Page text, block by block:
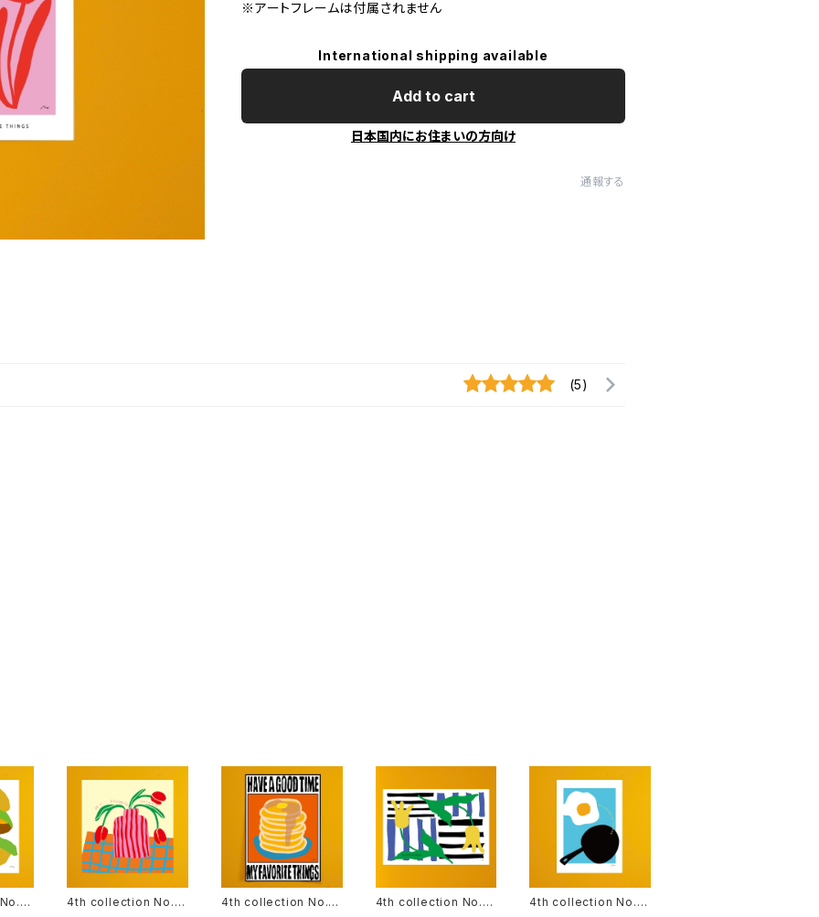
※アートフレームは付属されません
International shipping available
Add to cart
日本国内にお住まいの方向け
通報する
(5)
4th collection No.15
4th collection No.14
4th collection No.13
4th collection No.12